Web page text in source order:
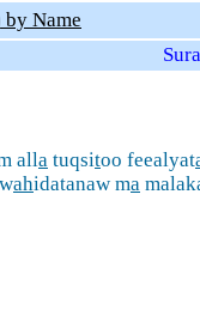
by Name
alla tuqsitoo feealyat
ahidatanaw ma